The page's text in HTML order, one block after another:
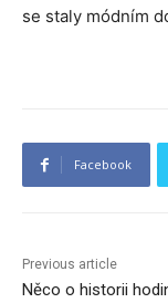
se staly módním
Facebook
Previous article
Něco o historii